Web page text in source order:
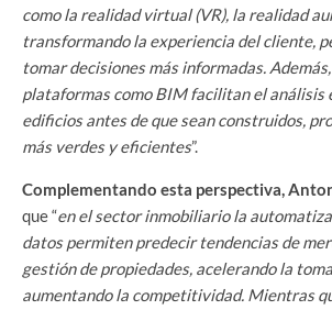
como la realidad virtual (VR), la realidad
transformando la experiencia del cliente,
tomar decisiones más informadas.
plataformas como BIM facilitan el análisis
edificios antes de que sean construidos,
más verdes y eficientes”.
Complementando esta perspectiva,
que “en el sector inmobiliario la
datos permiten predecir tendencias de
gestión de propiedades, acelerando la
aumentando la competitividad. Mientras